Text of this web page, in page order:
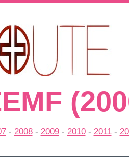
- 2008- 2009- 2010- 2011-